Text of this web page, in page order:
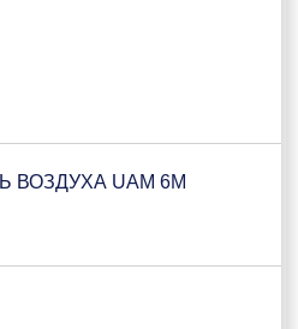
UAM 6M